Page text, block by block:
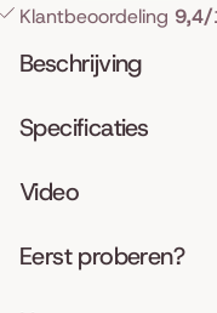
Klantbeoordeling 9,4/
Beschrijving
Specificaties
Video
Eerst proberen?